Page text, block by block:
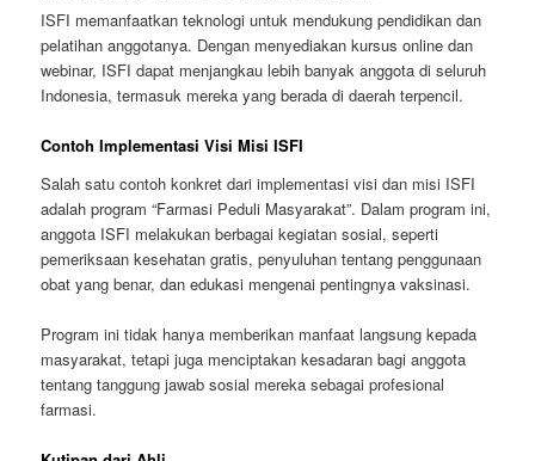
ISFI memanfaatkan teknologi untuk mendukung pendidikan dan
pelatihan anggotanya. Dengan menyediakan kursus online dan
webinar, ISFI dapat menjangkau lebih banyak anggota di seluruh
Indonesia, termasuk mereka yang berada di daerah terpencil.
Contoh Implementasi Visi Misi ISFI
Salah satu contoh konkret dari implementasi visi dan misi ISFI
adalah program “Farmasi Peduli Masyarakat”. Dalam program ini,
anggota ISFI melakukan berbagai kegiatan sosial, seperti
pemeriksaan kesehatan gratis, penyuluhan tentang penggunaan
obat yang benar, dan edukasi mengenai pentingnya vaksinasi.
Program ini tidak hanya memberikan manfaat langsung kepada
masyarakat, tetapi juga menciptakan kesadaran bagi anggota
tentang tanggung jawab sosial mereka sebagai profesional
farmasi.